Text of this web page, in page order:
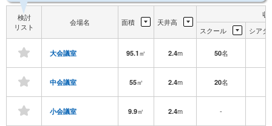
検討
リスト
会場名 面積 天井高
収
スクール
シアタ
大会議室 95.1㎡ 2.4m 50名
中会議室 55㎡ 2.4m 20名
小会議室 9.9㎡ 2.4m -